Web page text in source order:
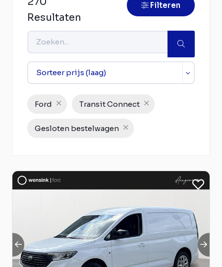
Resultaten
Filteren
Ford Transit Connect
Gesloten bestelwagen